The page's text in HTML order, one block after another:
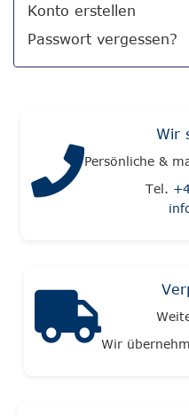
Konto erstellen
Passwort vergessen?
Wir
Persönliche &
Tel.
Wir